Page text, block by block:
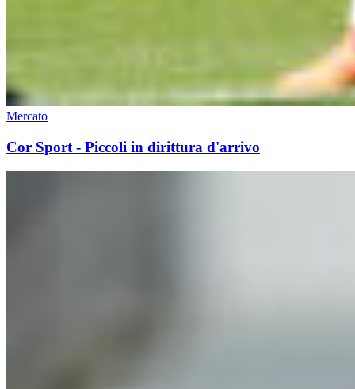
Mercato
Cor Sport - Piccoli in dirittura d'arrivo